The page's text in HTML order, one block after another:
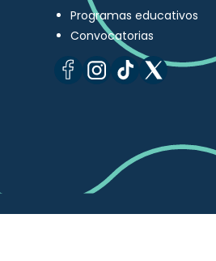
Programas educativos
Convocatorias